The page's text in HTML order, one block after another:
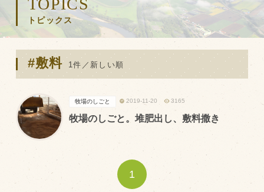
TOPICS
トピックス
#敷料 1件／新しい順
2019-11-20 3165
牧場のしごと。堆肥出し、敷料撒き
牧場のしごと
1
採用情報
企業ご案内
会社概要・沿革
個人情報保護方針
お知らせ
お客様の声